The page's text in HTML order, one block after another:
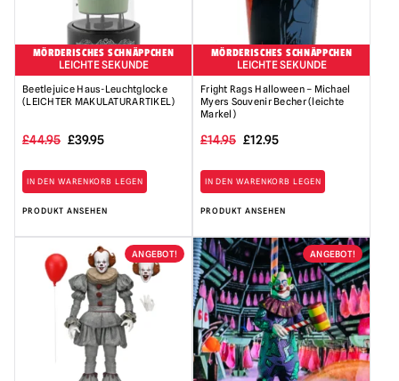
MÖRDERISCHES SCHNÄPPCHEN
LEICHTE SEKUNDE
Beetlejuice Haus-Leuchtglocke
(LEICHTER MAKULATURARTIKEL)
£44.95 Ursprünglicher
war:
44,95
£
£39.95Der
Preis
beträgt:
39,95
£.
IN DEN WARENKORB LEGEN
PRODUKT ANSEHEN
MÖRDERISCHES SCHNÄPPCHEN
LEICHTE SEKUNDE
Fright Rags Halloween – Michael
Myers Souvenir Becher (leichte
Markel)
£14.95 Ursprünglicher
war:
14,95
£
£12.95Der
Preis
beträgt:
12,95
£.
IN DEN WARENKORB LEGEN
PRODUKT ANSEHEN
ANGEBOT! ANGEBOT!